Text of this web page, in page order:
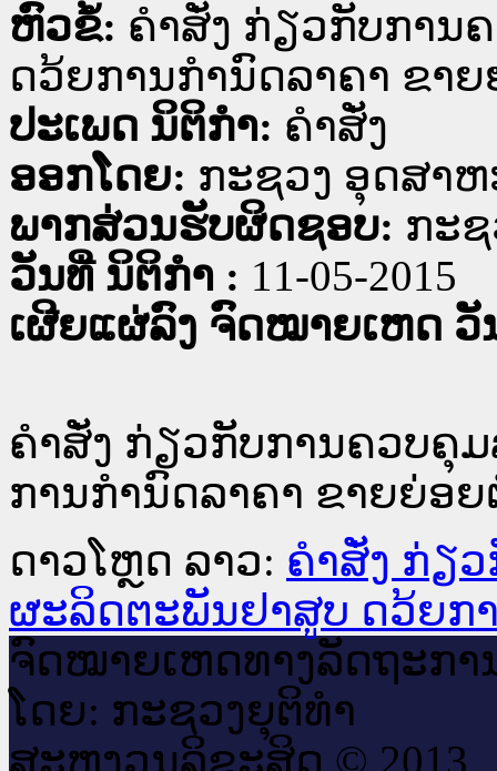
ຫົວຂໍ້: ຄຳສັ່ງ ກ່ຽວກັບການ
ດວ້ຍການກຳນົດລາຄາ ຂາ
ປະເພດ ນິຕິກໍາ: ຄໍາສັ່ງ
ອອກໂດຍ: ກະຊວງ ອຸດສາ
ພາກສ່ວນຮັບຜິດຊອບ: ກະ
ວັນທີ່ ນິຕິກໍາ : 11-05-2015
ເຜີຍແຜ່ລົງ ຈົດໝາຍເຫດ ວັ
ຄຳສັ່ງ ກ່ຽວກັບການຄວບຄຸ
ການກຳນົດລາຄາ ຂາຍຍ່ອ
ດາວໂຫຼດ ລາວ: ຄຳສັ່ງ ກ່ຽ
ຜະລິດຕະພັນຢາສູບ ດວ້ຍກ
ຈົດ​ໝາຍ​ເຫດ​ທາງ​ລັດ​ຖະ​ກາ
ໂດຍ: ກະ​ຊວງຍຸ​ຕິ​ທຳ
ສະ​ຫງວນ​ລິ​ຂະ​ສິດ © 2013